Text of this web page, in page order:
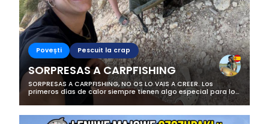
Povești Pescuit la crap
SORPRESAS A CARPFISHING
SORPRESAS A CARPFISHING, NO OS LO VAIS A CREER. Los
primeros días de calor siempre tienen algo especial para los
que vivimos la pesca con pasión. Esta vez tocaba disfrutar
de una semana de...